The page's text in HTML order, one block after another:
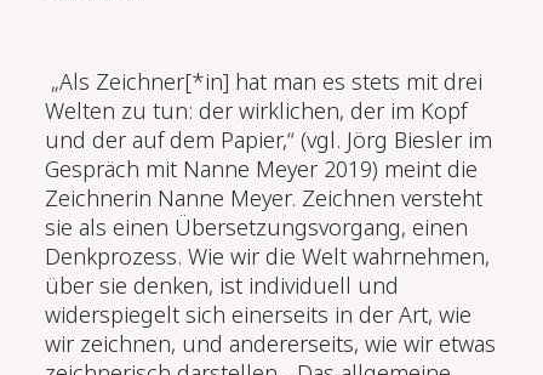
„Als Zeichner[*in] hat man es stets mit drei
Welten zu tun: der wirklichen, der im Kopf
und der auf dem Papier,“ (vgl. Jörg Biesler im
Gespräch mit Nanne Meyer 2019) meint die
Zeichnerin Nanne Meyer. Zeichnen versteht
sie als einen Übersetzungsvorgang, einen
Denkprozess. Wie wir die Welt wahrnehmen,
über sie denken, ist individuell und
widerspiegelt sich einerseits in der Art, wie
wir zeichnen, und andererseits, wie wir etwas